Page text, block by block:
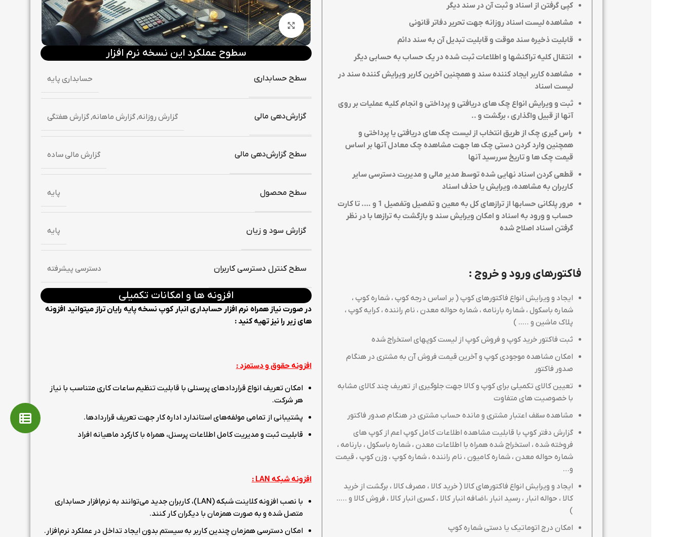
کپی گرفتن از اسناد و ثبت آن در سند دیگر
مشاهده لیست اسناد روزانه جهت تحریر دفاتر قانونی
قابلیت ذخیره سند موقت و قابلیت تبدیل آن به سند دائم
انتقال کلیه تراکنشها و اطلاعات ثبت شده در یک حساب به حسابی دیگر
مشاهده کاربر ایجاد کننده سند و همچنین آخرین کاربر ویرایش کننده سند در
لیست اسناد
ثبت و ویرایش انواع چک های دریافتی و پرداختی و انجام کلیه عملیات بر روی
آنها از قبیل واگذاری ، برگشت و ..
راس گیری چک از طریق انتخاب از لیست چک های دریافتی یا پرداختی و
همچنین وارد کردن دستی چک ها جهت مشاهده چک معادل آنها بر اساس
قیمت چک ها و تاریخ سررسید آنها
قطعی کردن اسناد نهایی شده توسط مدیر مالی و مدیریت دسترسی سایر
کاربران به مشاهده، ویرایش یا حذف اسناد
مرور پلکانی حسابها از ترازهای کل به معین و تفصیل وتفصیل 1 و …. تا کارت
حساب و ورود به اسناد و امکان ویرایش سند و بازگشت به ترازها با در نظر
گرفتن اسناد اصلاح شده
فاکتورهای ورود و خروج :
ایجاد و ویرایش انواع فاکتورهای کوپ ( بر اساس درجه کوپ ، شماره کوپ ،
شماره باسکول ، شماره بارنامه ، شماره حواله معدن ، نام راننده ، کرایه کوپ ،
پلاک ماشین و ….. )
ثبت فاکتور خرید کوپ و فروش کوپ از لیست کوپهای استخراج شده
امکان مشاهده موجودی کوپ و آخرین قیمت فروش آن به مشتری در هنگام
صدور فاکتور
تعیین کالای تکمیلی برای کوپ و کالا جهت جلوگیری از تعریف چند کالای مشابه
با خصوصیت های متفاوت
مشاهده سقف اعتبار مشتری و مانده حساب مشتری در هنگام صدور فاکتور
گزارش دفتر کوپ با قابلیت مشاهده اطلاعات کامل کوپ اعم از کوپ های
فروخته شده ، استخراج شده همراه با اطلاعات معدن ، شماره باسکول ، بارنامه ،
شماره حواله معدن ، شماره کامیون ، نام راننده ، شماره کوپ ، وزن کوپ ، قیمت
و…
ایجاد و ویرایش انواع فاکتورهای کالا ( خرید کالا ، مصرف کالا ، برگشت از خرید
کالا ، حواله انبار ، رسید انبار ،اضافه انبار کالا ، کسری انبار کالا ، فروش کالا و …..
)
امکان درج اتوماتیک یا دستی شماره کوپ
بزرگنمایی تصویر
سطوح عملکرد این نسخه نرم افزار
سطح حسابداری حسابداری پایه
گزارش‌دهی مالی گزارش روزانه, گزارش ماهانه, گزارش هفتگی
سطح گزارش‌دهی مالی گزارش مالی ساده
سطح محصول پایه
گزارش‌ سود و زیان پایه
سطح کنترل دسترسی کاربران دسترسی پیشرفته
افزونه ها و امکانات تکمیلی
در صورت نیاز همراه نرم افزار حسابداری انبار کوپ نسخه پایه رایان تراز میتوانید افزونه
های زیر را نیز تهیه کنید :
افزونه حقوق و دستمزد :
امکان تعریف انواع قراردادهای پرسنلی با قابلیت تنظیم ساعات کاری متناسب با نیاز
هر شرکت.
پشتیبانی از تمامی مولفه‌های استاندارد اداره کار جهت تعریف قراردادها.
قابلیت ثبت و مدیریت کامل اطلاعات پرسنل، همراه با کارکرد ماهیانه افراد
افزونه شبکهLAN
:
با نصب افزونه کلاینت شبکه (LAN)، کاربران جدید می‌توانند به نرم‌افزار حسابداری
متصل شده و به صورت همزمان با دیگران کار کنند.
امکان دسترسی همزمان چندین کاربر به سیستم بدون ایجاد تداخل در عملکرد نرم‌افزار.